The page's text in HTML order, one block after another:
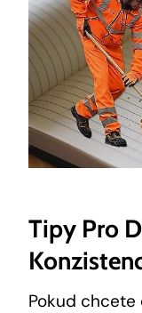
Tipy Pro
Pokud chcete